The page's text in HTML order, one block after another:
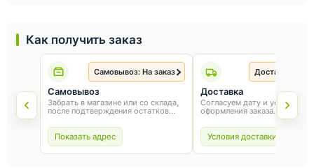
Как получить заказ
Самовывоз: На заказ
Самовывоз
Забрать в магазине или со склада,
после подтверждения остатков
Показать адрес
Доставка: На
Доставка
Согласуем дату и условия
оформления заказа.
Условия доставки